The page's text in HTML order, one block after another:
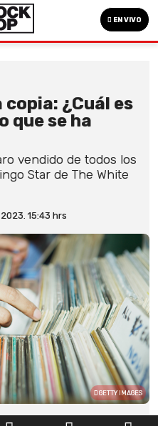
EN VIVO
¿Cuál es
que se ha
vendido de todos los
Star de The White
15:43 hrs
GETTY IMAGES